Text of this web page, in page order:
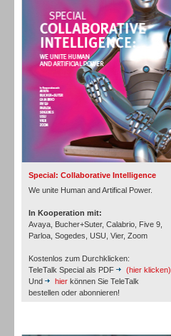
Special: Collaborative Intelligence
We unite Human and Artifical Power.
In Kooperation mit:
Avaya, Bucher+Suter, Calabrio, Five 9,
Parloa, Sogedes, USU, Vier, Zoom
Kostenlos zum Durchklicken:
TeleTalk Special als PDF
(hier klicken)
Und
hier können Sie TeleTalk
bestellen oder abonnieren!
Personal
Inbound